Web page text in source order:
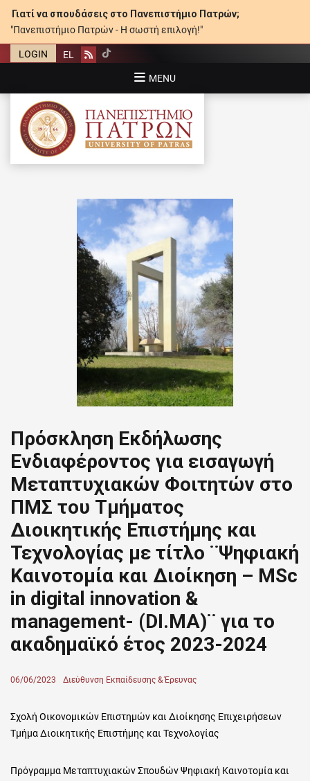
Γιατί να σπουδάσεις στο Πανεπιστήμιο Πατρών;
"Πανεπιστήμιο Πατρών - Η σωστή επιλογή!"
LOGIN EL Rss
MENU
ΠΑΝΕΠΙΣΤΉΜΙΟ ΠΑΤΡΏΝ
Πρόσκληση Εκδήλωσης
Ενδιαφέροντος για εισαγωγή
Μεταπτυχιακών Φοιτητών στο
ΠΜΣ του Τμήματος
Διοικητικής Επιστήμης και
Τεχνολογίας με τίτλο ¨Ψηφιακή
Καινοτομία και Διοίκηση – MSc
in digital innovation &
management- (DI.MA)¨ για το
ακαδημαϊκό έτος 2023-2024
Posted
06/06/2023 Author
Διεύθυνση Εκπαίδευσης & Έρευνας
Σχολή Οικονομικών Επιστημών και Διοίκησης Επιχειρήσεων
Τμήμα Διοικητικής Επιστήμης και Τεχνολογίας
Πρόγραμμα Μεταπτυχιακών Σπουδών Ψηφιακή Καινοτομία και